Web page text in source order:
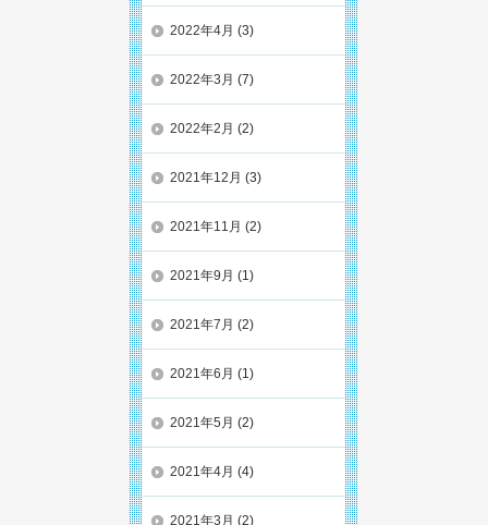
2022年4月 (3)
2022年3月 (7)
2022年2月 (2)
2021年12月 (3)
2021年11月 (2)
2021年9月 (1)
2021年7月 (2)
2021年6月 (1)
2021年5月 (2)
2021年4月 (4)
2021年3月 (2)